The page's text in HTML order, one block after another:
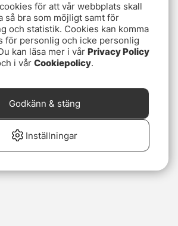
för att vår webbplats skall
så bra som möjligt samt för
och statistik. Cookies kan komma
för personlig och icke personlig
kan läsa mer i vår Privacy Policy
i vår Cookiepolicy.
Inställningar
Godkänn & stäng